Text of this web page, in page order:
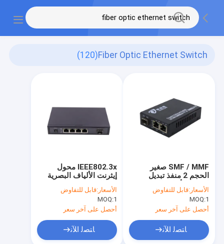
Fiber Optic Ethernet Switch
(120)
IEEE802.3x محول
إيثرنت الألياف البصرية
/ 100Mbps
الأسعار:قابل للتفاوض
MOQ:1
أحصل على آخر سعر
ﺎﺘﺼﻟ ﺍﻶﻧ
SMF / MMF صغير
الحجم 2 منفذ تبديل
إيثرنت الألياف البصرية
سطح المكتب 20Km
Transimission
الأسعار:قابل للتفاوض
MOQ:1
أحصل على آخر سعر
ﺎﺘﺼﻟ ﺍﻶﻧ